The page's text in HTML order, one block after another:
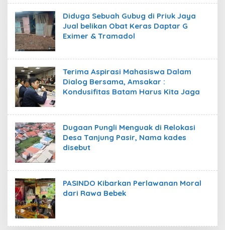
Diduga Sebuah Gubug di Priuk Jaya
Jual belikan Obat Keras Daptar G
Eximer & Tramadol
Terima Aspirasi Mahasiswa Dalam
Dialog Bersama, Amsakar :
Kondusifitas Batam Harus Kita Jaga
Dugaan Pungli Menguak di Relokasi
Desa Tanjung Pasir, Nama kades
disebut
PASINDO Kibarkan Perlawanan Moral
dari Rawa Bebek